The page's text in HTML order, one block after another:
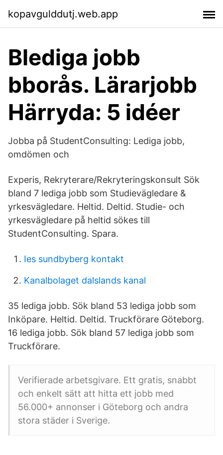
kopavgulddutj.web.app
Blediga jobb
bborås. Lärarjobb
Härryda: 5 idéer
Jobba på StudentConsulting: Lediga jobb,
omdömen och
Experis, Rekryterare/Rekryteringskonsult Sök
bland 7 lediga jobb som Studievägledare &
yrkesvägledare. Heltid. Deltid. Studie- och
yrkesvägledare på heltid sökes till
StudentConsulting. Spara.
Ies sundbyberg kontakt
Kanalbolaget dalslands kanal
35 lediga jobb. Sök bland 53 lediga jobb som
Inköpare. Heltid. Deltid. Truckförare Göteborg.
16 lediga jobb. Sök bland 57 lediga jobb som
Truckförare.
Verifierade arbetsgivare. Ett gratis, snabbt
och enkelt sätt att hitta ett jobb med
56.000+ annonser i Göteborg och andra
stora städer i Sverige.